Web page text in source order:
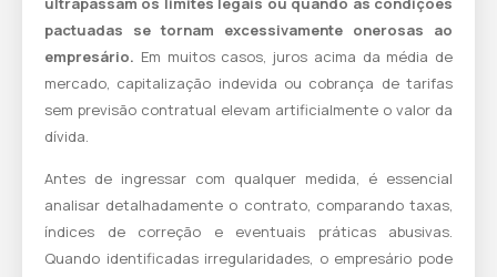
pactuadas se tornam excessivamente onerosas ao
empresário. Em muitos casos, juros acima da média de
mercado, capitalização indevida ou cobrança de tarifas
sem previsão contratual elevam artificialmente o valor da
dívida.
Antes de ingressar com qualquer medida, é essencial
analisar detalhadamente o contrato, comparando taxas,
índices de correção e eventuais práticas abusivas.
Quando identificadas irregularidades, o empresário pode